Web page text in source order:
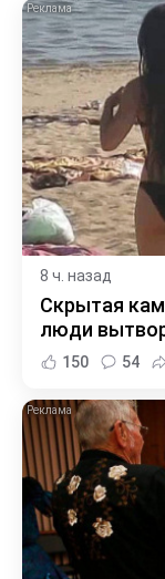
8 ч. назад
Скрытая
люди
150 54